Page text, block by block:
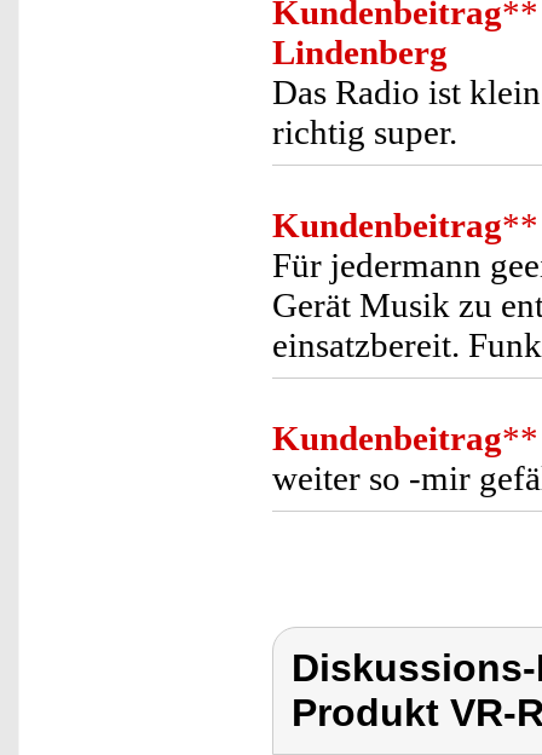
Kundenbeitrag**
Lindenberg
Das Radio ist
richtig super.
Kundenbeitrag**
Für jedermann
Gerät Musik zu
einsatzbereit.
Kundenbeitrag**
weiter so -mir
Produkt VR-